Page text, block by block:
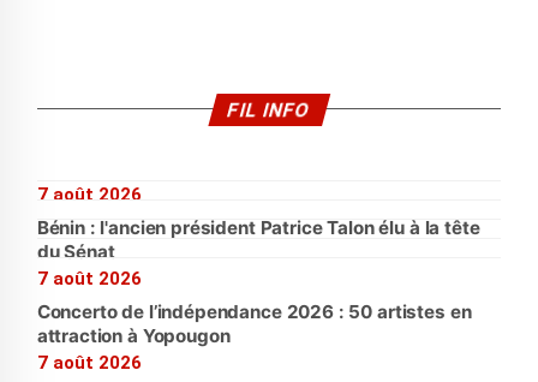
FIL INFO
7 août 2026
Bénin : l'ancien président Patrice Talon élu à la tête
du Sénat
7 août 2026
Concerto de l’indépendance 2026 : 50 artistes en
attraction à Yopougon
7 août 2026